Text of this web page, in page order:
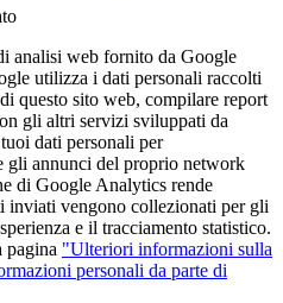
analisi web fornito da Google
utilizza i dati personali raccolti
questo sito web, compilare report
gli altri servizi sviluppati da
dati personali per
gli annunci del proprio network
di Google Analytics rende
inviati vengono collezionati per gli
e il tracciamento statistico.
"Ulteriori informazioni sulla
personali da parte di